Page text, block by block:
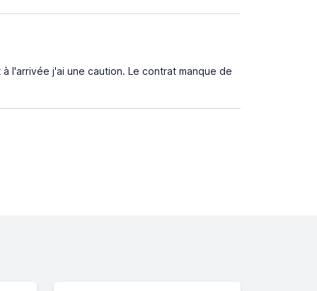
l'arrivée j'ai une caution. Le contrat manque de